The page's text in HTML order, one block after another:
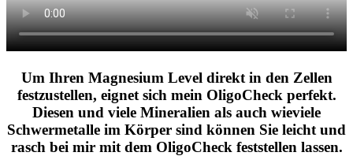
Um Ihren Magnesium Level direkt in den Zellen
festzustellen, eignet sich mein OligoCheck perfekt.
Diesen und viele Mineralien als auch wieviele
Schwermetalle im Körper sind können Sie leicht und
rasch bei mir mit dem OligoCheck feststellen lassen.